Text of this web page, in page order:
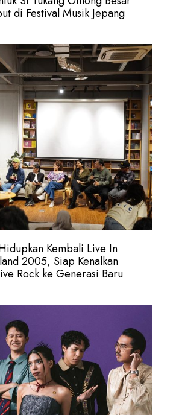
di Festival Musik Jepang
Kembali Live In
2005, Siap Kenalkan
Rock ke Generasi Baru